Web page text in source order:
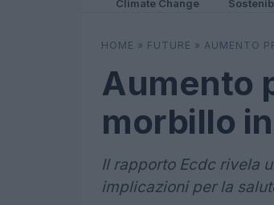
Climate Change
HOME » FUTURE » AUMENTO
Aumento
morbillo
Il rapporto Ecdc rivela
implicazioni per la